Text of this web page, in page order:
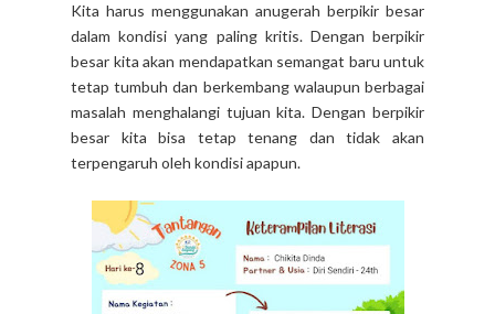
Kita harus menggunakan anugerah berpikir besar
dalam kondisi yang paling kritis. Dengan berpikir
besar kita akan mendapatkan semangat baru untuk
tetap tumbuh dan berkembang walaupun berbagai
masalah menghalangi tujuan kita. Dengan berpikir
besar kita bisa tetap tenang dan tidak akan
terpengaruh oleh kondisi apapun.